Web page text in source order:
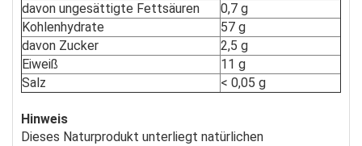
davon ungesättigte Fettsäuren
0,7 g
Kohlenhydrate
57 g
davon Zucker
2,5 g
Eiweiß
11 g
Salz
< 0,05 g
Hinweis
Dieses Naturprodukt unterliegt natürlichen